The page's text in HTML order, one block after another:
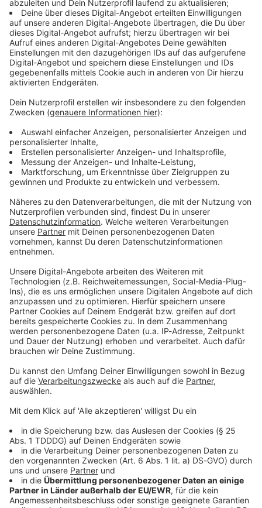
Immer auf dem Laufenden
bleiben!
Verpass' nichts mehr - mit unserem kostenlosen
ANTENNE BAYERN Newsletter. Ob Nachrichten,
Lifestyle oder unsere neuesten Aktionen - wir
informieren dich.
Zum Newsletter anmelden
Du möchtest uns etwas sagen?
Studio Hotline
Kontaktformular
Sprachnachricht
© dpa-infocom, dpa:260223-930-722838/3
Bayern